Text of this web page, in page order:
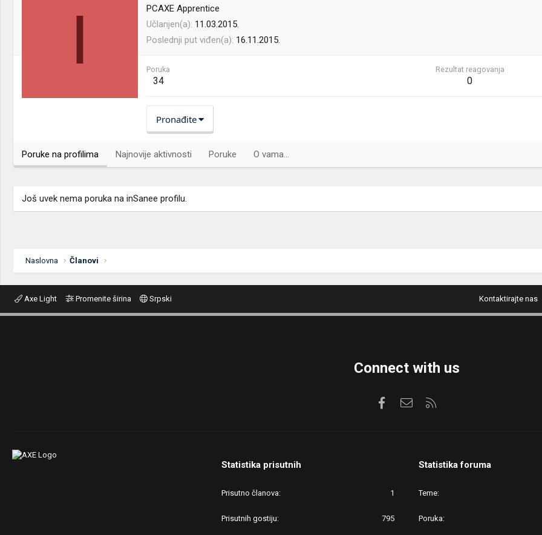
I
PCAXE Apprentice
Učlanjen(a) 11.03.2015.
Poslednji put viđen(a) 16.11.2015.
Poruka
34
Rezultat reagovanja
0
Pronađite
Poruke na profilima Najnovije aktivnosti Poruke O vama...
Još uvek nema poruka na inSanee profilu.
Naslovna Članovi
Axe Light Promenite širina Srpski Kontaktirajte nas
Connect with us
FacebookKontaktirajte nas
Statistika prisutnih
Prisutno članova 1
Prisutnih gostiju 795
Statistika foruma
Teme
Poruka